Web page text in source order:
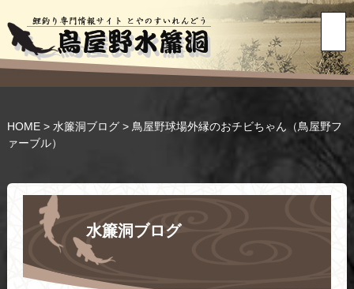
HOME> 水簾洞ブログ> 鳥屋野球場外縁のおチビちゃん（鳥屋野フ
ァーブル）
水簾洞ブログ